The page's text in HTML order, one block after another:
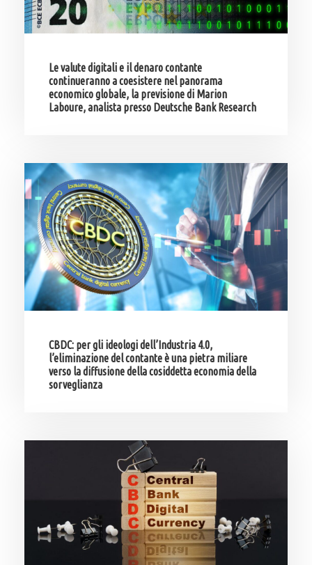
Le valute digitali e il denaro contante
continueranno a coesistere nel panorama
economico globale, la previsione di Marion
Laboure, analista presso Deutsche Bank Research
CBDC: per gli ideologi dell’Industria 4.0,
l’eliminazione del contante è una pietra miliare
verso la diffusione della cosiddetta economia della
sorveglianza